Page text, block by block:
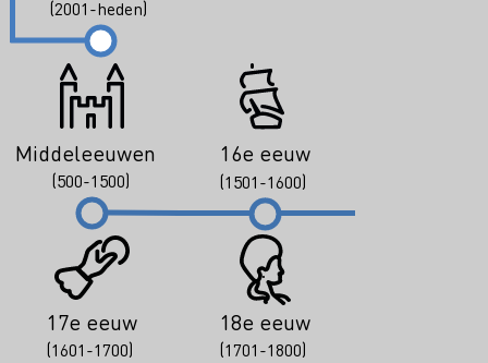
(2001-heden)
Middeleeuwen
(500-1500)
16e eeuw
(1501-1600)
17e eeuw
(1601-1700)
18e eeuw
(1701-1800)